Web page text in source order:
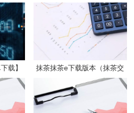
载】
v7.3.
抹茶抹茶e下载版本（抹茶交
易所app官方下载安装）